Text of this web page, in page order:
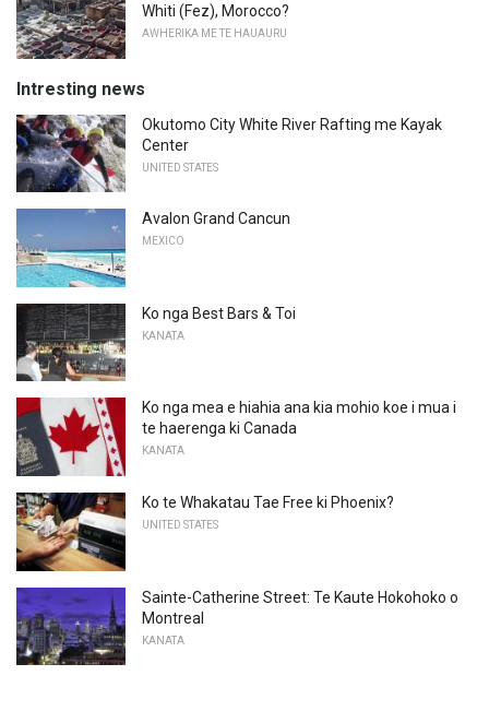
Whiti (Fez), Morocco?
AWHERIKA ME TE HAUAURU
Intresting news
Okutomo City White River Rafting me Kayak
Center
UNITED STATES
Avalon Grand Cancun
MEXICO
Ko nga Best Bars & Toi
KANATA
Ko nga mea e hiahia ana kia mohio koe i mua i
te haerenga ki Canada
KANATA
Ko te Whakatau Tae Free ki Phoenix?
UNITED STATES
Sainte-Catherine Street: Te Kaute Hokohoko o
Montreal
KANATA